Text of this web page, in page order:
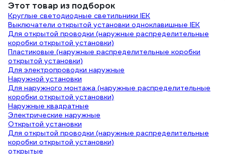
Этот товар из подборок
Круглые светодиодные светильники IEK
Выключатели открытой установки одноклавишные IEK
Для открытой проводки (наружные распределительные
коробки открытой установки)
Пластиковые (наружные распределительные коробки
открытой установки)
Для электропроводки наружные
Наружной установки
Для наружного монтажа (наружные распределительные
коробки открытой установки)
Наружные квадратные
Электрические наружные
Открытой установки
Для открытой проводки (наружные распределительные
коробки открытой установки)
открытые